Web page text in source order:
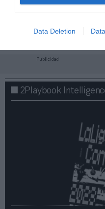
Data Deletiony
Publicidad
2Playbook